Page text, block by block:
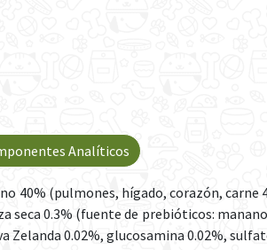
40% (pulmones, hígado, corazón,
seca 0.3% (fuente de prebióticos:
Zelanda 0.02%, glucosamina 0.02%,
Analíticos